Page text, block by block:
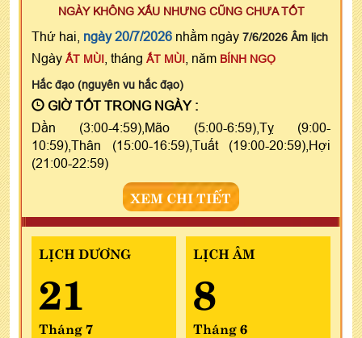
NGÀY KHÔNG XẤU NHƯNG CŨNG CHƯA TỐT
Thứ hai, ngày 20/7/2026 nhằm ngày 7/6/2026 Âm lịch
Ngày ẤT MÙI , tháng ẤT MÙI , năm BÍNH NGỌ
Hắc đạo (nguyên vu hắc đạo)
GIỜ TỐT TRONG NGÀY :
Dần (3:00-4:59),Mão (5:00-6:59),Tỵ (9:00-
10:59),Thân (15:00-16:59),Tuất (19:00-20:59),Hợi
(21:00-22:59)
XEM CHI TIẾT
LỊCH DƯƠNG
21
Tháng 7
LỊCH ÂM
8
Tháng 6